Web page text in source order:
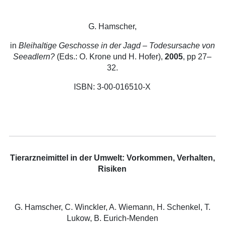
G. Hamscher,
in Bleihaltige Geschosse in der Jagd – Todesursache von
Seeadlern? (Eds.: O. Krone und H. Hofer),2005, pp 27–
32.
ISBN: 3-00-016510-X
Tierarzneimittel in der Umwelt: Vorkommen, Verhalten,
Risiken
G. Hamscher, C. Winckler, A. Wiemann, H. Schenkel, T.
Lukow, B. Eurich-Menden